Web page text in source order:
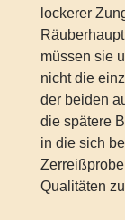
lockerer
müssen sie
nicht die
der beiden
die spätere
in die sich
Qualitäten